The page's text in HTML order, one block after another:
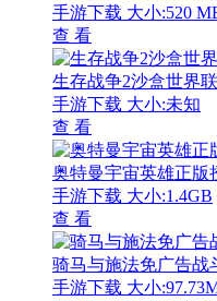
手游下载 大小:520
查 看
生存战争2沙盒世界
手游下载 大小:未知
查 看
奥特曼宇宙英雄正版
手游下载 大小:1.4GB
查 看
骑马与施法免广告战
手游下载 大小